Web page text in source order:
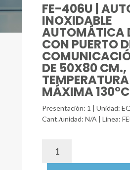
FE-406U |
INOXIDABLE
AUTOMÁTICA
CON PUERTO
DE 50X80 CM.,
TEMPERATURA
MÁXIMA 130°C
Presentación: 1 | Unidad:
Cant./unidad: N/A | Línea:
406U